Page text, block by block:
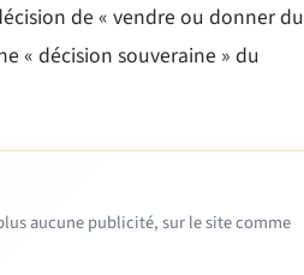
de « vendre ou donner du
« décision souveraine » du
aucune publicité, sur le site comme